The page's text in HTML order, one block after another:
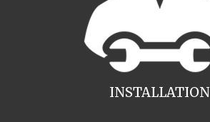
INSTALLATION